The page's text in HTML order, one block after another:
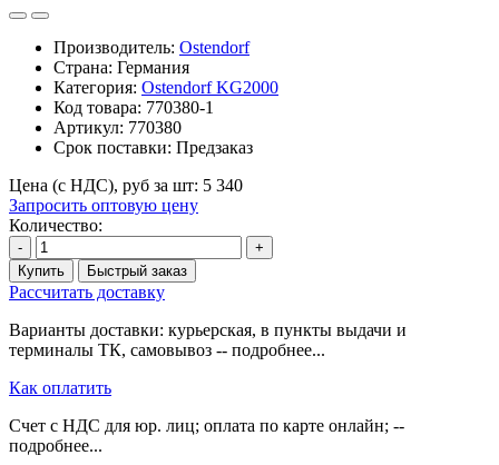
Производитель: Ostendorf
Страна: Германия
Категория: Ostendorf KG2000
Код товара: 770380-1
Артикул: 770380
Срок поставки: Предзаказ
Цена (с НДС), руб за шт: 5 340
Запросить оптовую цену
Количество:
-
+
Купить
Быстрый заказ
Рассчитать доставку
Варианты доставки: курьерская, в пункты выдачи и
терминалы ТК, самовывоз -- подробнее...
Как оплатить
Счет с НДС для юр. лиц; оплата по карте онлайн; --
подробнее...